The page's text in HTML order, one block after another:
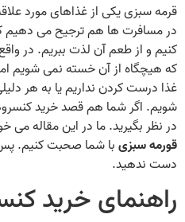
قرمه سبزی یکی از غذاهای مورد
در مسافرت‌ ها هم ترجیح می‌ دهیم
کنیم و از طعم آن لذت ببریم. در
که هیچگاه از آن خسته نمی‌ شویم
غذا درست کردن نداریم یا به هر
شویم. اگر شما هم قصد خرید
در نظر بگیرید. ما در این مقاله می‌
قورمه سبزیبا شما صحبت کنیم.
دست ندهید.
راهنمای خرید